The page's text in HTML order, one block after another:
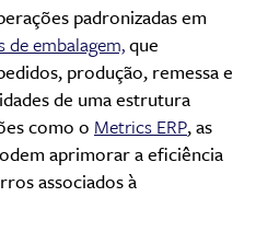
padronizadas em
de embalagem,que
produção, remessa e
de uma estrutura
como o Metrics ERP, as
aprimorar a eficiência
associados à